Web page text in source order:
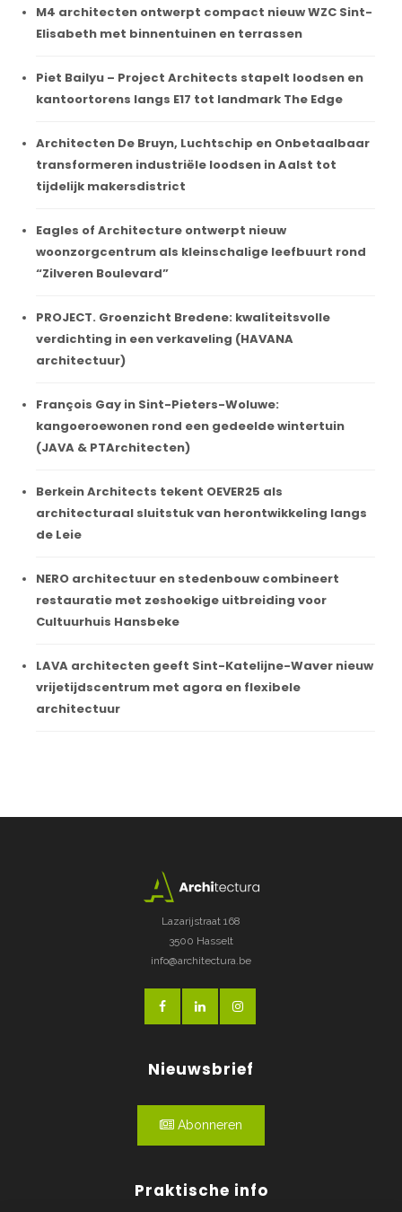
M4 architecten ontwerpt compact nieuw WZC Sint-
Elisabeth met binnentuinen en terrassen
Piet Bailyu – Project Architects stapelt loodsen en
kantoortorens langs E17 tot landmark The Edge
Architecten De Bruyn, Luchtschip en Onbetaalbaar
transformeren industriële loodsen in Aalst tot
tijdelijk makersdistrict
Eagles of Architecture ontwerpt nieuw
woonzorgcentrum als kleinschalige leefbuurt rond
“Zilveren Boulevard”
PROJECT. Groenzicht Bredene: kwaliteitsvolle
verdichting in een verkaveling (HAVANA
architectuur)
François Gay in Sint-Pieters-Woluwe:
kangoeroewonen rond een gedeelde wintertuin
(JAVA & PTArchitecten)
Berkein Architects tekent OEVER25 als
architecturaal sluitstuk van herontwikkeling langs
de Leie
NERO architectuur en stedenbouw combineert
restauratie met zeshoekige uitbreiding voor
Cultuurhuis Hansbeke
LAVA architecten geeft Sint-Katelijne-Waver nieuw
vrijetijdscentrum met agora en flexibele
architectuur
Lazarijstraat 168
3500 Hasselt
info@architectura.be
Nieuwsbrief
Abonneren
Praktische info